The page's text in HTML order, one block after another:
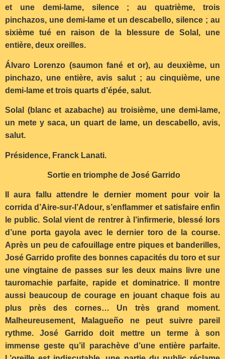
et une demi-lame, silence ; au quatrième, trois
pinchazos, une demi-lame et un descabello, silence ; au
sixième tué en raison de la blessure de Solal, une
entière, deux oreilles.
Á lvaro Lorenzo (saumon fané et or), au deuxième, un
pinchazo, une entière, avis salut ; au cinquième, une
demi-lame et trois quarts d’épée, salut.
Solal (blanc et azabache) au troisième, une demi-lame,
un mete y saca, un quart de lame, un descabello, avis,
salut.
Présidence, Franck Lanati.
Sortie en triomphe de José Garrido
Il aura fallu attendre le dernier moment pour voir la
corrida d’Aire-sur-l’Adour, s’enflammer et satisfaire enfin
le public. Solal vient de rentrer à l’infirmerie, blessé lors
d’une porta gayola avec le dernier toro de la course.
Après un peu de cafouillage entre piques et banderilles,
José Garrido profite des bonnes capacités du toro et sur
une vingtaine de passes sur les deux mains livre une
tauromachie parfaite, rapide et dominatrice. Il montre
aussi beaucoup de courage en jouant chaque fois au
plus près des cornes… Un très grand moment.
Malheureusement, Malagueño ne peut suivre pareil
rythme. José Garrido doit mettre un terme à son
immense geste qu’il parachève d’une entière parfaite.